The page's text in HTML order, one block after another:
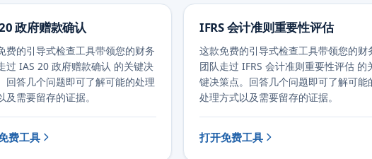
政府赠款确认
费的引导式检查工具带领您的财务
过 IAS 20 政府赠款确认 的关键决
回答几个问题即可了解可能的处理
及需要留存的证据。
费工具
IFRS 会计准则重要性评估
这款免费的引导式检查工具带领您的财
团队走过 IFRS 会计准则重要性评估 的
键决策点。回答几个问题即可了解可能
处理方式以及需要留存的证据。
打开免费工具